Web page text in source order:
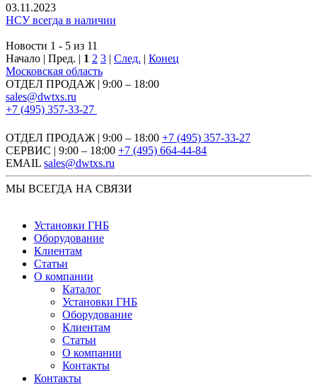
03.11.2023
НСУ всегда в наличии
Новости 1 - 5 из 11
Начало | Пред. | 1 2 3 | След. | Конец
Московская область
ОТДЕЛ ПРОДАЖ | 9:00 – 18:00
sales@dwtxs.ru
+7 (495) 357-33-27
ОТДЕЛ ПРОДАЖ | 9:00 – 18:00 +7 (495) 357-33-27
СЕРВИС | 9:00 – 18:00 +7 (495) 664-44-84
EMAIL sales@dwtxs.ru
МЫ ВСЕГДА НА СВЯЗИ
Установки ГНБ
Оборудование
Клиентам
Статьи
О компании
Каталог
Установки ГНБ
Оборудование
Клиентам
Статьи
О компании
Контакты
Контакты